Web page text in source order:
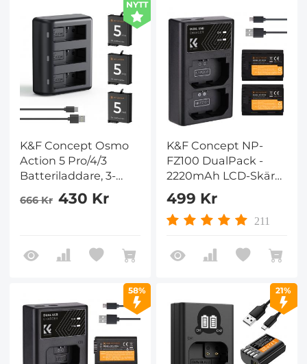
NYTT
K&F Concept Osmo
Action 5 Pro/4/3
Batteriladdare, 3-
pack 2100mAh
Action 5 Pro Batterier
Kompatibel med DJI
OSMO Action 5 Pro,
666 Kr 430 Kr
K&F Concept NP-
FZ100 DualPack -
2220mAh LCD-Skärm
Batteriladdare | till
Sony A7IV & A9III |
Snabbladdning via
499 Kr
211
58% 21%